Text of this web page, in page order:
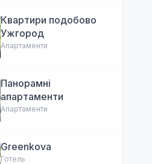
Квартири подобово
Ужгород
Апартаменти
Панорамні
апартаменти
Апартаменти
Greenkova
Готель